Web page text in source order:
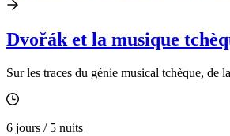
Dvořák et la musique
Sur les traces du génie musical tchèque, de
6 jours / 5 nuits